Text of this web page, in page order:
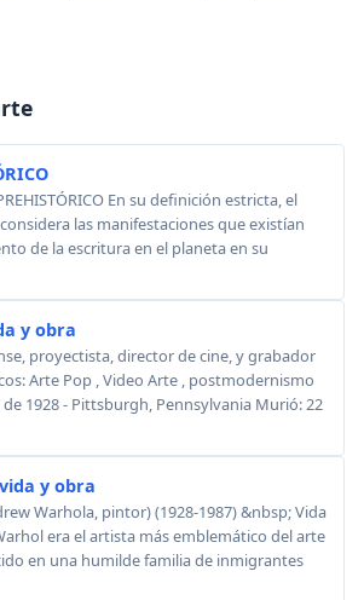
En su definición estricta, el
las manifestaciones que existían
de la escritura en el planeta en su
y obra
proyectista, director de cine, y grabador
Arte Pop , Video Arte , postmodernismo
1928 - Pittsburgh, Pennsylvania Murió: 22
y obra
Warhola, pintor) (1928-1987) &nbsp; Vida
era el artista más emblemático del arte
en una humilde familia de inmigrantes